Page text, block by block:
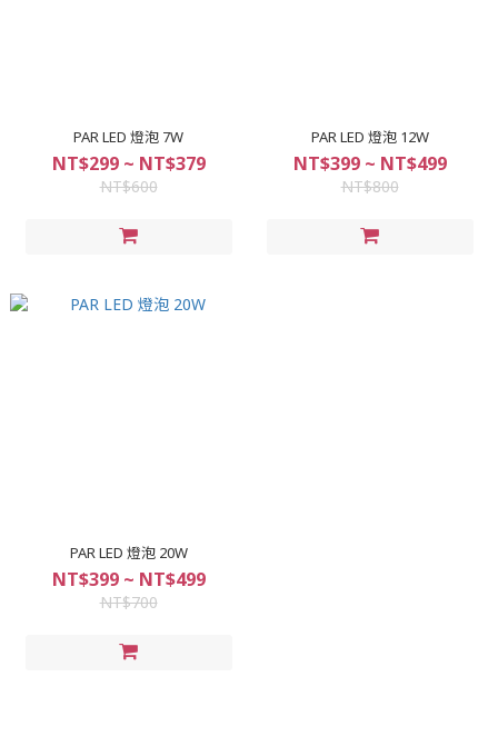
PAR LED 燈泡 7W
NT$299 ~ NT$379
NT$600
PAR LED 燈泡 12W
NT$399 ~ NT$499
NT$800
PAR LED 燈泡 20W
NT$399 ~ NT$499
NT$700